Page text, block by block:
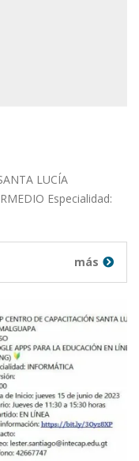
LUCÍA
Especialidad:
más